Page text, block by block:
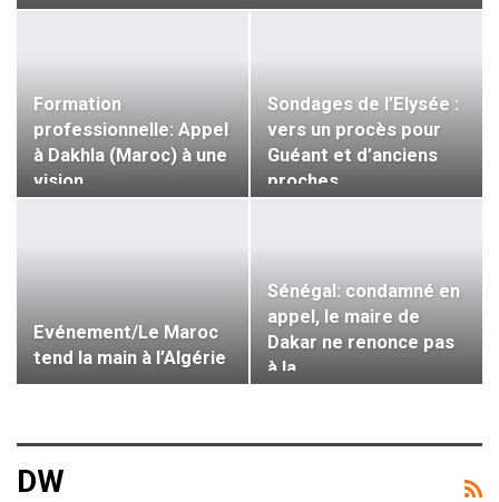
Formation
professionnelle: Appel
à Dakhla (Maroc) à une
vision…
Sondages de l’Elysée :
vers un procès pour
Guéant et d’anciens
proches…
Evénement/Le Maroc
tend la main à l’Algérie
Sénégal: condamné en
appel, le maire de
Dakar ne renonce pas
à la…
DW